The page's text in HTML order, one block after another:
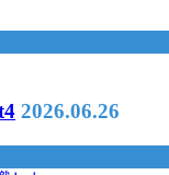
2026.06.26